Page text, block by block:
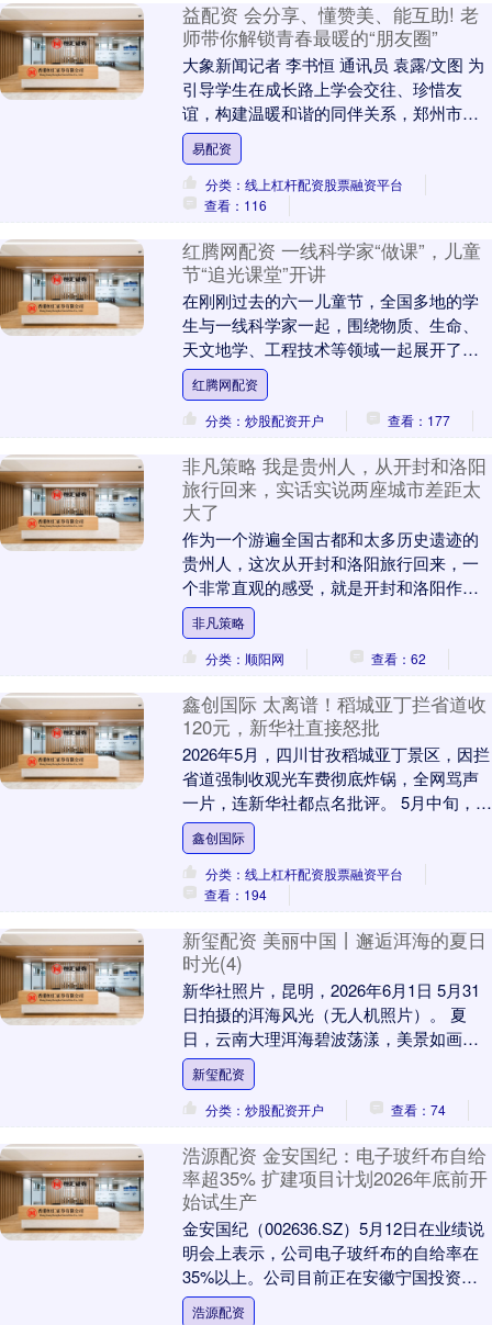
益配资 会分享、懂赞美、能互助! 老
师带你解锁青春最暖的“朋友圈”
大象新闻记者 李书恒 通讯员 袁露/文图 为
引导学生在成长路上学会交往、珍惜友
谊，构建温暖和谐的同伴关系，郑州市二
七区长江西路小学围绕“以友为光 共赴成
长”主题....
易配资
分类：线上杠杆配资股票融资平台
查看：116
红腾网配资 一线科学家“做课”，儿童
节“追光课堂”开讲
在刚刚过去的六一儿童节，全国多地的学
生与一线科学家一起，围绕物质、生命、
天文地学、工程技术等领域一起展开了一
节生动的公益课程。据悉，这是教育部基
础教育司、科学技....
红腾网配资
分类：炒股配资开户
查看：177
非凡策略 我是贵州人，从开封和洛阳
旅行回来，实话实说两座城市差距太
大了
作为一个游遍全国古都和太多历史遗迹的
贵州人，这次从开封和洛阳旅行回来，一
个非常直观的感受，就是开封和洛阳作为
两座同属河南的历史名城，呈现出截然不
同的气质，差距实....
非凡策略
分类：顺阳网
查看：62
鑫创国际 太离谱！稻城亚丁拦省道收
120元，新华社直接怒批
2026年5月，四川甘孜稻城亚丁景区，因拦
省道强制收观光车费彻底炸锅，全网骂声
一片，连新华社都点名批评。 5月中旬，一
位自驾博主去稻城亚丁，在香格里拉镇游
客中心....
鑫创国际
分类：线上杠杆配资股票融资平台
查看：194
新玺配资 美丽中国丨邂逅洱海的夏日
时光(4)
新华社照片，昆明，2026年6月1日 5月31
日拍摄的洱海风光（无人机照片）。 夏
日，云南大理洱海碧波荡漾，美景如画，
旖旎风光令人沉醉。 新华社记者 彭奕凯
摄....
新玺配资
分类：炒股配资开户
查看：74
浩源配资 金安国纪：电子玻纤布自给
率超35% 扩建项目计划2026年底前开
始试生产
金安国纪（002636.SZ）5月12日在业绩说
明会上表示，公司电子玻纤布的自给率在
35%以上。公司目前正在安徽宁国投资建
设年产6000万米电子级玻纤布扩建项目....
浩源配资